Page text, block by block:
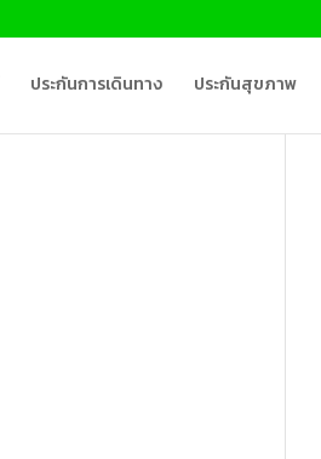
ประกันการเดินทาง ประกันสุขภาพ